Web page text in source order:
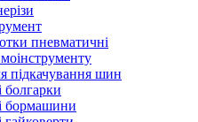
пневматичні
підкачування шин
бормашини